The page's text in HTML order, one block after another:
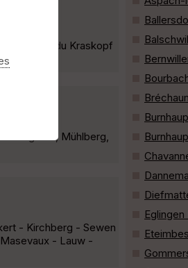
du Kraskopf
Mühlberg,
- Kirchberg - Sewen
- Lauw -